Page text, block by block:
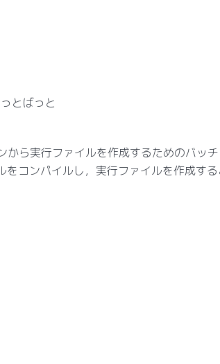
とばっと
から実行ファイルを作成するためのバッ
コンパイルし，実行ファイルを作成する